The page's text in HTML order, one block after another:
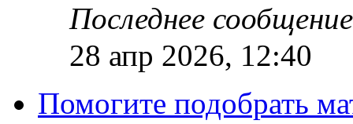
Последнее
28 апр 2026, 12:40
Помогите подобрать